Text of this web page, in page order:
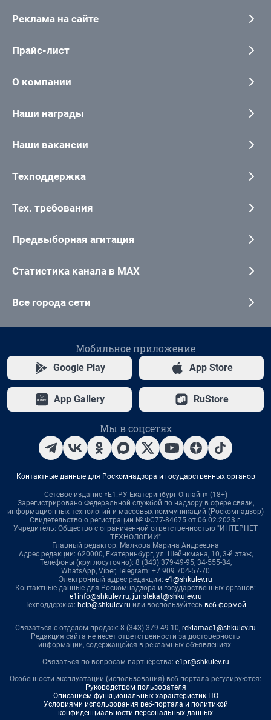
Реклама на сайте
Прайс-лист
О компании
Наши награды
Наши вакансии
Техподдержка
Тех. требования
Предвыборная агитация
Статистика канала в MAX
Все города сети
Мобильное приложение
Google Play App Store
App Gallery RuStore
Мы в соцсетях
Контактные данные для Роскомнадзора и государственных органов
Сетевое издание «Е1.РУ Екатеринбург Онлайн» (18+)
Зарегистрировано Федеральной службой по надзору в сфере связи,
информационных технологий и массовых коммуникаций (Роскомнадзор)
Свидетельство о регистрации № ФС77-84675 от 06.02.2023 г.
Учредитель: Общество с ограниченной ответственностью "ИНТЕРНЕТ
ТЕХНОЛОГИИ"
Главный редактор: Малкова Марина Андреевна
Адрес редакции: 620000, Екатеринбург, ул. Шейнкмана, 10, 3-й этаж,
Телефоны (круглосуточно): 8 (343) 379-49-95, 34-555-34,
WhatsApp, Viber, Telegram: +7 909 704-57-70
Электронный адрес редакции: e1@shkulev.ru
Контактные данные для Роскомнадзора и государственных органов:
e1info@shkulev.ru, juristekat@shkulev.ru
Техподдержка: help@shkulev.ru или воспользуйтесь веб-формой
Связаться с отделом продаж: 8 (343) 379-49-10, reklamae1@shkulev.ru
Редакция сайта не несет ответственности за достоверность
информации, содержащейся в рекламных объявлениях.
Связаться по вопросам партнёрства: e1pr@shkulev.ru
Особенности эксплуатации (использования) веб-портала регулируются:
Руководством пользователя
Описанием функциональных характеристик ПО
Условиями использования веб-портала и политикой
конфиденциальности персональных данных